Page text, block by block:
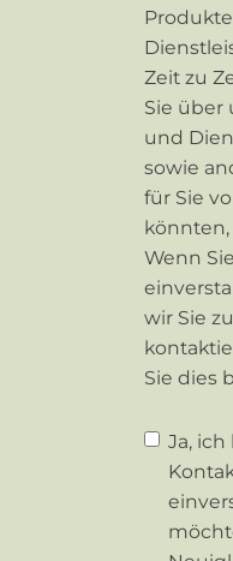
Zeit zu
Sie über
und
sowie
für Sie
Wenn
wir Sie
Sie dies
Ja,